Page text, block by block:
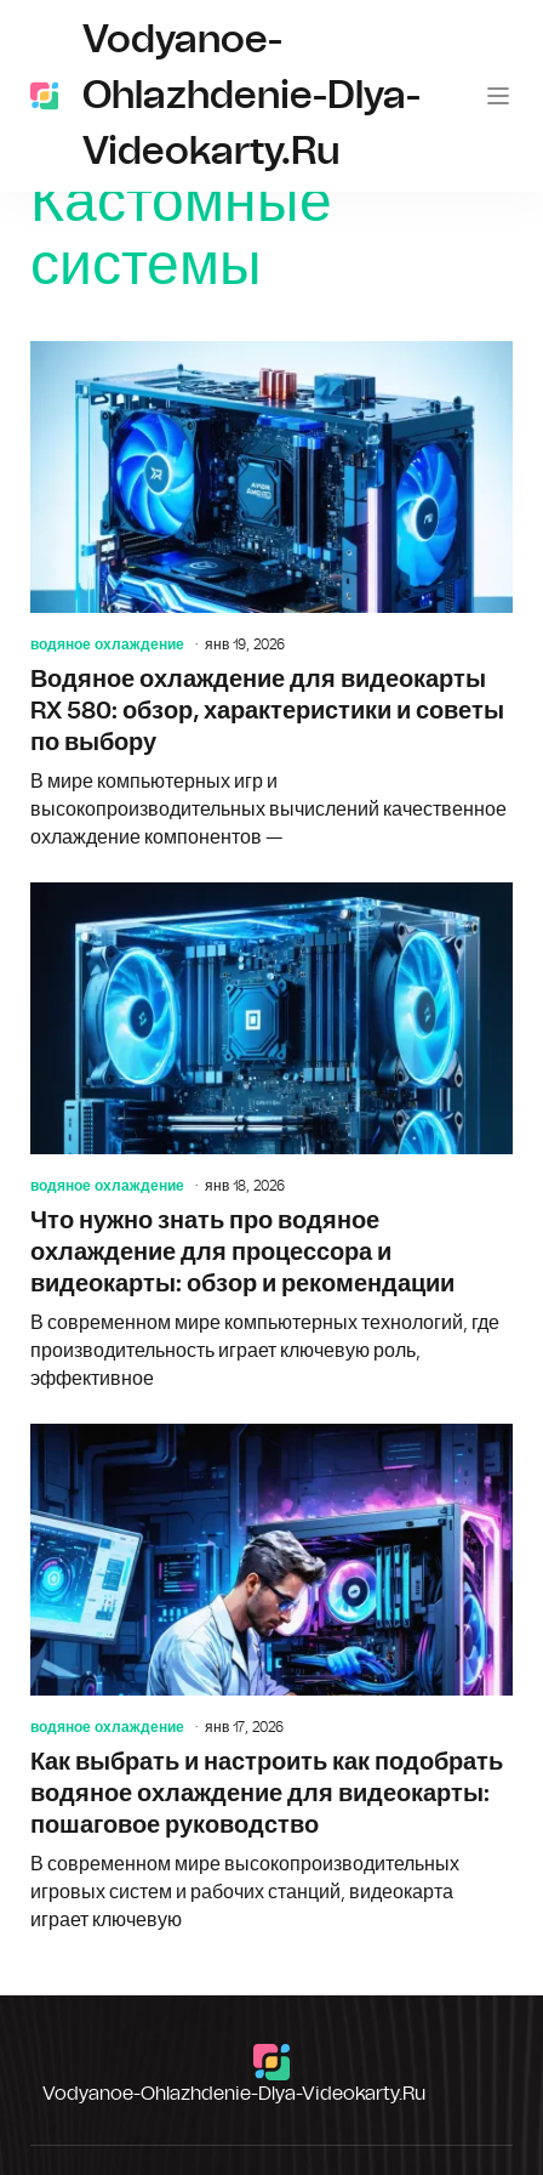
Vodyanoe-
Ohlazhdenie-Dlya-
Videokarty.ru
Главная Кастомные системы
Кастомные
системы
водяное охлаждение янв 19, 2026
Водяное охлаждение для видеокарты
RX 580: обзор, характеристики и советы
по выбору
В мире компьютерных игр и
высокопроизводительных вычислений качественное
охлаждение компонентов —
водяное охлаждение янв 18, 2026
Что нужно знать про водяное
охлаждение для процессора и
видеокарты: обзор и рекомендации
В современном мире компьютерных технологий, где
производительность играет ключевую роль,
эффективное
водяное охлаждение янв 17, 2026
Как выбрать и настроить как подобрать
водяное охлаждение для видеокарты:
пошаговое руководство
В современном мире высокопроизводительных
игровых систем и рабочих станций, видеокарта
играет ключевую
Vodyanoe-Ohlazhdenie-Dlya-Videokarty.ru